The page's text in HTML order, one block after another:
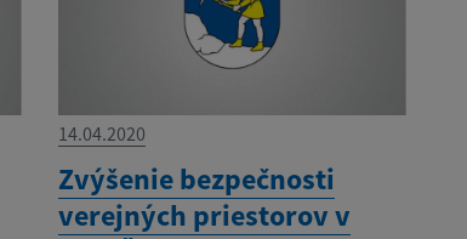
14.04.2020
Zvýšenie bezpečnosti
verejných priestorov v